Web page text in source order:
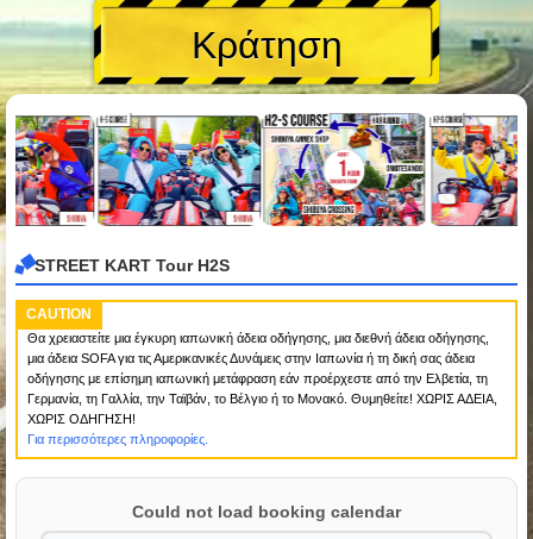
Κράτηση
STREET KART Tour H2S
CAUTION
Θα χρειαστείτε μια έγκυρη ιαπωνική άδεια οδήγησης, μια διεθνή άδεια οδήγησης,
μια άδεια SOFA για τις Αμερικανικές Δυνάμεις στην Ιαπωνία ή τη δική σας άδεια
οδήγησης με επίσημη ιαπωνική μετάφραση εάν προέρχεστε από την Ελβετία, τη
Γερμανία, τη Γαλλία, την Ταϊβάν, το Βέλγιο ή το Μονακό. Θυμηθείτε! ΧΩΡΙΣ ΑΔΕΙΑ,
ΧΩΡΙΣ ΟΔΗΓΗΣΗ!
Για περισσότερες πληροφορίες.
Could not load booking calendar